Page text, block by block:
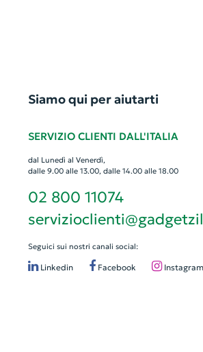
Siamo qui per aiutarti
SERVIZIO CLIENTI DALL'ITALIA
dal Lunedì al Venerdì,
dalle 9.00 alle 13.00, dalle 14.00 alle 18.00
02 800 11074
Seguici sui nostri canali social:
Linkedin Facebook Instagram